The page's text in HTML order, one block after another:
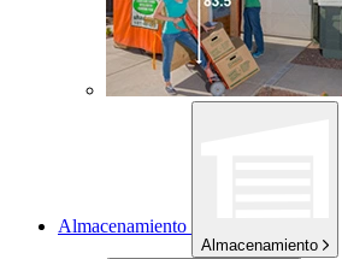
Almacenamiento
Almacenamiento